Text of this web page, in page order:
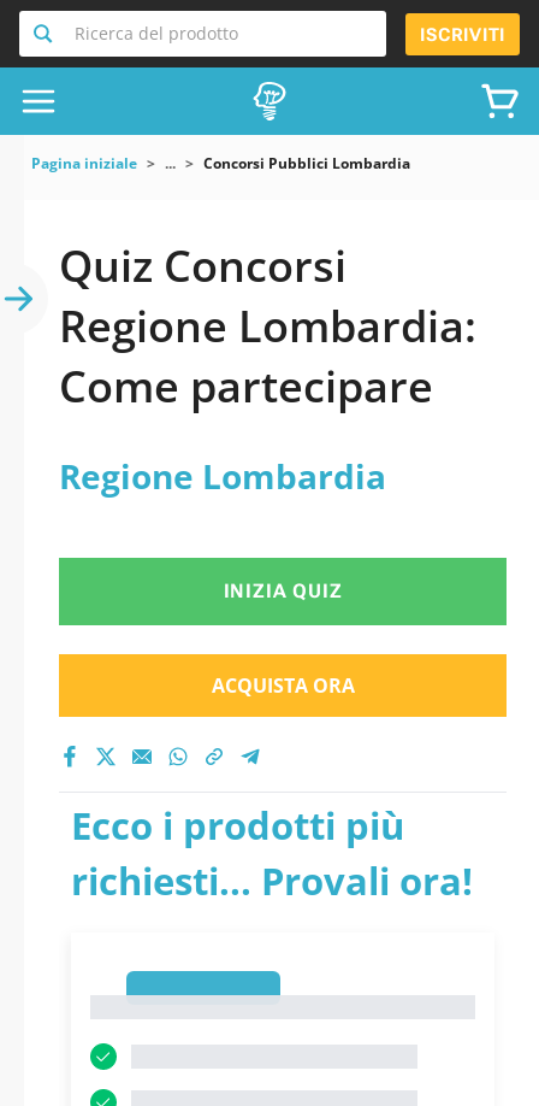
Ricerca del prodotto ISCRIVITI
Pagina iniziale ... Concorsi Pubblici Lombardia
Quiz Concorsi
Regione Lombardia:
Come partecipare
Regione Lombardia
INIZIA QUIZ
ACQUISTA ORA
Ecco i prodotti più
richiesti... Provali ora!